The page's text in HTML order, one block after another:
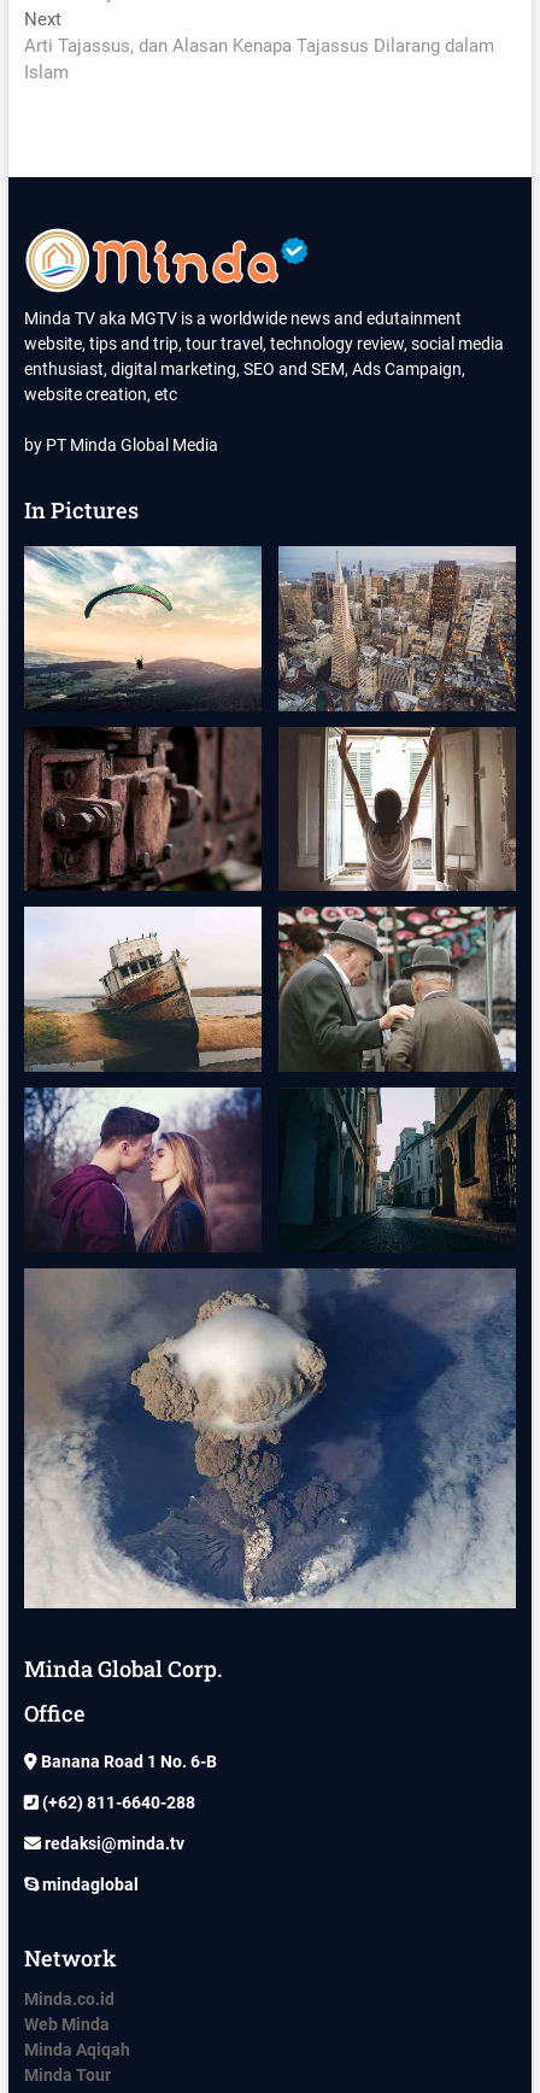
NextNext
post:
Arti Tajassus, dan Alasan Kenapa Tajassus Dilarang dalam
Islam
Minda TV aka MGTV is a worldwide news and edutainment
website, tips and trip, tour travel, technology review, social media
enthusiast, digital marketing, SEO and SEM, Ads Campaign,
website creation, etc
by PT Minda Global Media
In Pictures
Minda Global Corp.
Office
Banana Road 1 No. 6-B
(+62) 811-6640-288
redaksi@minda.tv
mindaglobal
Network
Minda.co.id
Web Minda
Minda Aqiqah
Minda Tour